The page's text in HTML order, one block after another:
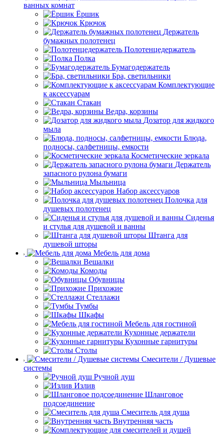
ванных комнат
Ёршик
Крючок
Держатель
бумажных полотенец
Полотенцедержатель
Полка
Бумагодержатель
Бра, светильники
Комплектующие
к аксессуарам
Стакан
Ведра, корзины
Дозатор для жидкого
мыла
Блюда,
подносы, салфетницы, емкости
Косметические зеркала
Держатель
запасного рулона бумаги
Мыльница
Набор аксессуаров
Полочка для
душевых полотенец
Сиденья
и стулья для душевой и ванны
Штанга для
душевой шторы
Мебель для дома
Вешалки
Комоды
Обувницы
Прихожие
Стеллажи
Тумбы
Шкафы
Мебель для гостиной
Кухонные держатели
Кухонные гарнитуры
Столы
Смесители / Душевые
системы
Ручной душ
Излив
Шланговое
подсоединение
Смеситель для душа
Внутренняя часть